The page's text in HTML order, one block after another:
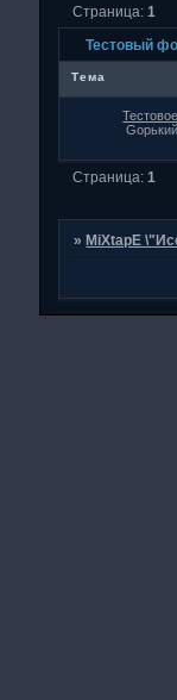
Тестовый
Страница: 1
Тема
Gорький
Страница:1
»MiXtapE